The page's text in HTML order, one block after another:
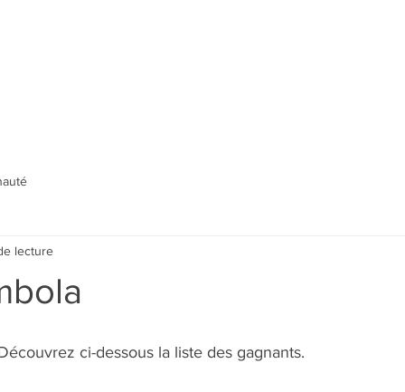
lecture
ci-dessous la liste des gagnants.